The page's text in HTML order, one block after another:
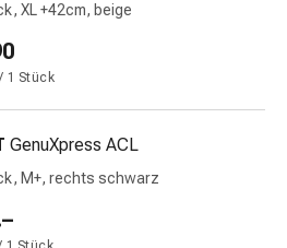
XL +42cm, beige
1 Stück
GenuXpress ACL
M+, rechts schwarz